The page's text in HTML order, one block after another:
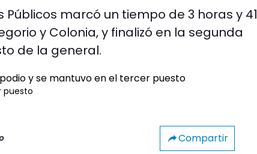
marcó un tiempo de 3 horas y 41
y Colonia, y finalizó en la segunda
de la general.
puesto
Compartir